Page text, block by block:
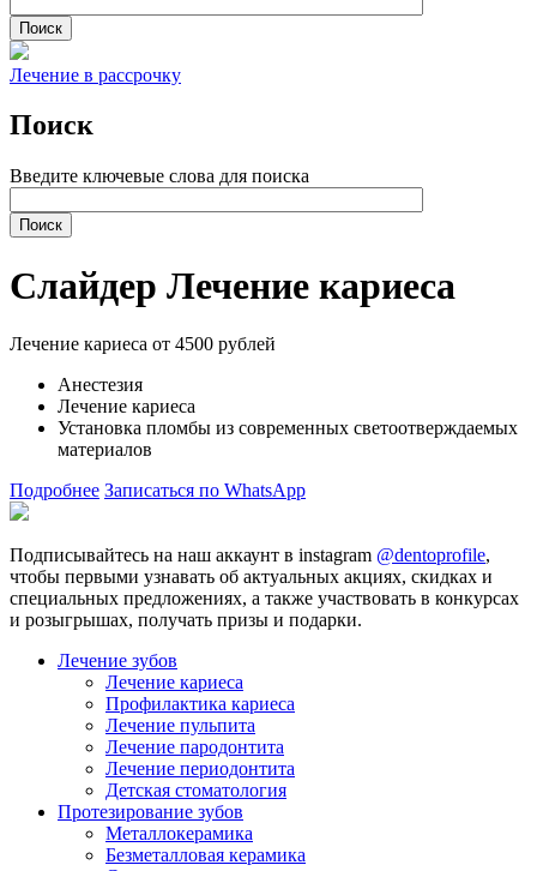
Лечение в рассрочку
Поиск
Введите ключевые слова для поиска
Слайдер Лечение кариеса
Лечение кариеса от 4500 рублей
Анестезия
Лечение кариеса
Установка пломбы из современных светоотверждаемых
материалов
Подробнее Записаться по WhatsApp
Подписывайтесь на наш аккаунт в instagram @dentoprofile,
чтобы первыми узнавать об актуальных акциях, скидках и
специальных предложениях, а также участвовать в конкурсах
и розыгрышах, получать призы и подарки.
Лечение зубов
Лечение кариеса
Профилактика кариеса
Лечение пульпита
Лечение пародонтита
Лечение периодонтита
Детская стоматология
Протезирование зубов
Металлокерамика
Безметалловая керамика